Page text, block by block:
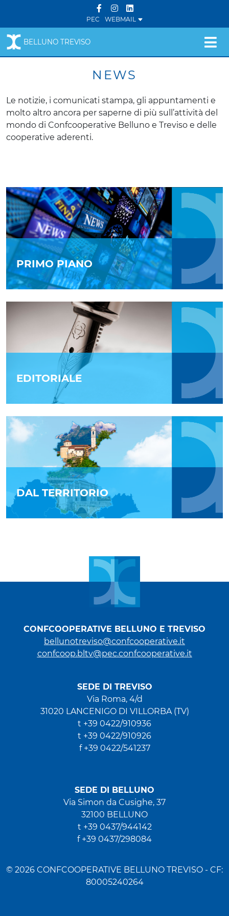
PEC WEBMAIL
BELLUNO TREVISO
NEWS
Le notizie, i comunicati stampa, gli appuntamenti e
molto altro ancora per saperne di più sull’attività del
mondo di Confcooperative Belluno e Treviso e delle
cooperative aderenti.
PRIMO PIANO
EDITORIALE
DAL TERRITORIO
CONFCOOPERATIVE BELLUNO E TREVISO
bellunotreviso@confcooperative.it
confcoop.bltv@pec.confcooperative.it
SEDE DI TREVISO
Via Roma, 4/d
31020 LANCENIGO DI VILLORBA (TV)
t +39 0422/910936
t +39 0422/910926
f +39 0422/541237
SEDE DI BELLUNO
Via Simon da Cusighe, 37
32100 BELLUNO
t +39 0437/944142
f +39 0437/298084
© 2026 CONFCOOPERATIVE BELLUNO TREVISO - CF:
80005240264